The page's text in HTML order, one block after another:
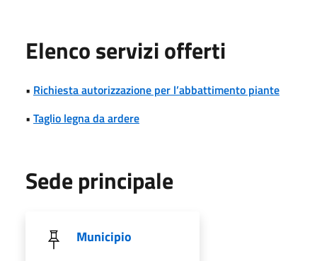
Elenco servizi offerti
• Richiesta autorizzazione per l’abbattimento piante
• Taglio legna da ardere
Sede principale
Municipio